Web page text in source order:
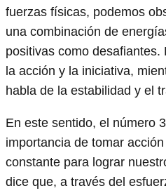
fuerzas físicas, podemos
una combinación de
positivas como
la acción y la iniciativa,
habla de la estabilidad y el
En este sentido, el número
importancia de tomar
constante para lograr
dice que, a través del